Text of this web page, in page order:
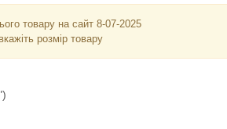
товару на сайт 8-07-2025
розмір товару